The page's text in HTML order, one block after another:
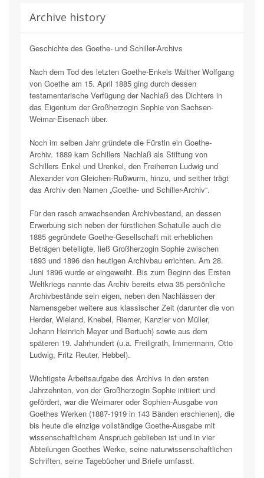
Archive history
Geschichte des Goethe- und Schiller-Archivs
Nach dem Tod des letzten Goethe-Enkels Walther Wolfgang
von Goethe am 15. April 1885 ging durch dessen
testamentarische Verfügung der Nachlaß des Dichters in
das Eigentum der Großherzogin Sophie von Sachsen-
Weimar-Eisenach über.
Noch im selben Jahr gründete die Fürstin ein Goethe-
Archiv. 1889 kam Schillers Nachlaß als Stiftung von
Schillers Enkel und Urenkel, den Freiherren Ludwig und
Alexander von Gleichen-Rußwurm, hinzu, und seither trägt
das Archiv den Namen „Goethe- und Schiller-Archiv“.
Für den rasch anwachsenden Archivbestand, an dessen
Erwerbung sich neben der fürstlichen Schatulle auch die
1885 gegründete Goethe-Gesellschaft mit erheblichen
Beträgen beteiligte, ließ Großherzogin Sophie zwischen
1893 und 1896 den heutigen Archivbau errichten. Am 28.
Juni 1896 wurde er eingeweiht. Bis zum Beginn des Ersten
Weltkriegs nannte das Archiv bereits etwa 35 persönliche
Archivbestände sein eigen, neben den Nachlässen der
Namensgeber weitere aus klassischer Zeit (darunter die von
Herder, Wieland, Knebel, Riemer, Kanzler von Müller,
Johann Heinrich Meyer und Bertuch) sowie aus dem
späteren 19. Jahrhundert (u.a. Freiligrath, Immermann, Otto
Ludwig, Fritz Reuter, Hebbel).
Wichtigste Arbeitsaufgabe des Archivs in den ersten
Jahrzehnten, von der Großherzogin Sophie initiiert und
gefördert, war die Weimarer oder Sophien-Ausgabe von
Goethes Werken (1887-1919 in 143 Bänden erschienen), die
bis heute die einzige vollständige Goethe-Ausgabe mit
wissenschaftlichem Anspruch geblieben ist und in vier
Abteilungen Goethes Werke, seine naturwissenschaftlichen
Schriften, seine Tagebücher und Briefe umfasst.